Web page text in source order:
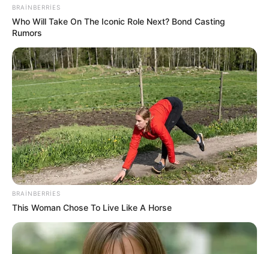
aktrisa
20:09 / 02 Avqust 2026 CƏMİYYƏT
“44”ün ilk treyleri yayımlandı -
255
BRAINBERRIES
Who Will Take On The Iconic Role Next? Bond Casting
Rumors
BRAINBERRIES
This Woman Chose To Live Like A Horse